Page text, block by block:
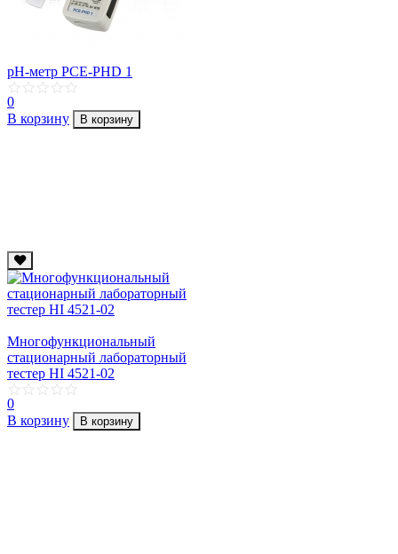
pH-метр PCE-PHD 1
0
В корзину
В корзину
Многофункциональный
стационарный лабораторный
тестер HI 4521-02
0
В корзину
В корзину